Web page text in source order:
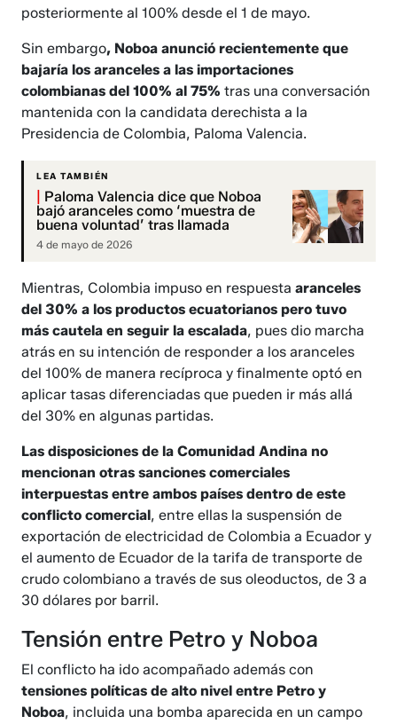
posteriormente al 100% desde el 1 de mayo.
Sin embargo, Noboa anunció recientemente que
bajaría los aranceles a las importaciones
colombianas del 100% al 75% tras una conversación
mantenida con la candidata derechista a la
Presidencia de Colombia, Paloma Valencia.
LEA TAMBIÉN
Paloma Valencia dice que Noboa
bajó aranceles como ‘muestra de
buena voluntad’ tras llamada
4 de mayo de 2026
Mientras, Colombia impuso en respuesta aranceles
del 30% a los productos ecuatorianos pero tuvo
más cautela en seguir la escalada, pues dio marcha
atrás en su intención de responder a los aranceles
del 100% de manera recíproca y finalmente optó en
aplicar tasas diferenciadas que pueden ir más allá
del 30% en algunas partidas.
Las disposiciones de la Comunidad Andina no
mencionan otras sanciones comerciales
interpuestas entre ambos países dentro de este
conflicto comercial, entre ellas la suspensión de
exportación de electricidad de Colombia a Ecuador y
el aumento de Ecuador de la tarifa de transporte de
crudo colombiano a través de sus oleoductos, de 3 a
30 dólares por barril.
Tensión entre Petro y Noboa
El conflicto ha ido acompañado además con
tensiones políticas de alto nivel entre Petro y
Noboa, incluida una bomba aparecida en un campo